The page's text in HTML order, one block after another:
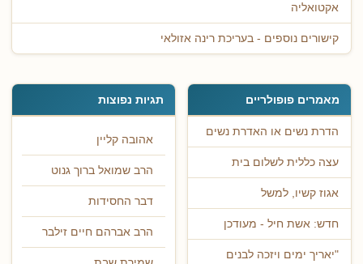
אקטואליה
קישורים נוספים - בעריכת רינה אזולאי
מאמרים פופולריים
הדרת נשים או האדרת נשים
עצה כללית לשלום בית
אגוז קשיו, למשל
חדש: אשת חיל - מעודכן
"יאריך ימים ויזכה לבנים
תגיות נפוצות
אהובה קליין
הרב שמואל ברוך גנוט
דבר החסידות
הרב אברהם חיים זילבר